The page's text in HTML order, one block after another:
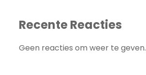
Recente Reacties
Geen reacties om weer te geven.